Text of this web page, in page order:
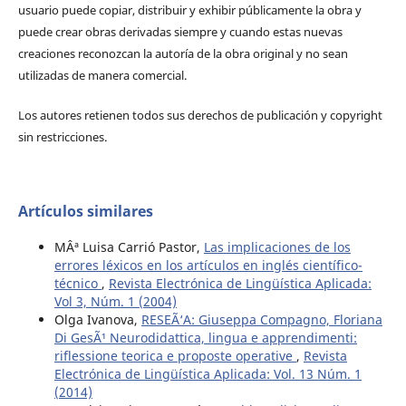
usuario puede copiar, distribuir y exhibir públicamente la obra y
puede crear obras derivadas siempre y cuando estas nuevas
creaciones reconozcan la autoría de la obra original y no sean
utilizadas de manera comercial.
Los autores retienen todos sus derechos de publicación y copyright
sin restricciones.
Artículos similares
MÂª Luisa Carrió Pastor, Las implicaciones de los
errores léxicos en los artículos en inglés científico-
técnico , Revista Electrónica de Lingüística Aplicada:
Vol 3, Núm. 1 (2004)
Olga Ivanova, RESEÃ‘A: Giuseppa Compagno, Floriana
Di GesÃ¹ Neurodidattica, lingua e apprendimenti:
riflessione teorica e proposte operative , Revista
Electrónica de Lingüística Aplicada: Vol. 13 Núm. 1
(2014)